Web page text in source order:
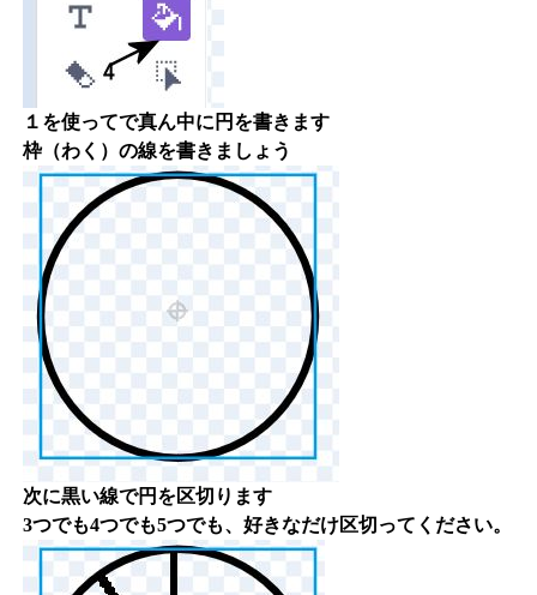
１を使ってで真ん中に円を書きます
枠（わく）の線を書きましょう
次に黒い線で円を区切ります
3つでも4つでも5つでも、好きなだけ区切ってください。